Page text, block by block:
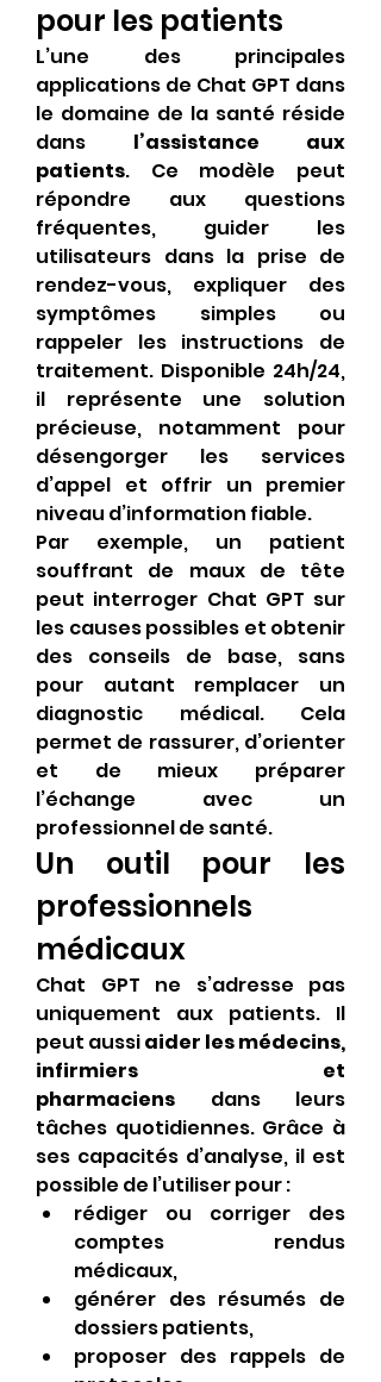
pour les patients
L’une des principales
applications de Chat GPT dans
le domaine de la santé réside
dans l’assistance aux
patients. Ce modèle peut
répondre aux questions
fréquentes, guider les
utilisateurs dans la prise de
rendez-vous, expliquer des
symptômes simples ou
rappeler les instructions de
traitement. Disponible 24h/24,
il représente une solution
précieuse, notamment pour
désengorger les services
d’appel et offrir un premier
niveau d’information fiable.
Par exemple, un patient
souffrant de maux de tête
peut interroger Chat GPT sur
les causes possibles et obtenir
des conseils de base, sans
pour autant remplacer un
diagnostic médical. Cela
permet de rassurer, d’orienter
et de mieux préparer
l’échange avec un
professionnel de santé.
Un outil pour les
professionnels
médicaux
Chat GPT ne s’adresse pas
uniquement aux patients. Il
peut aussi aider les médecins,
infirmiers et
pharmaciens dans leurs
tâches quotidiennes. Grâce à
ses capacités d’analyse, il est
possible de l’utiliser pour :
rédiger ou corriger des
comptes rendus
médicaux,
générer des résumés de
dossiers patients,
proposer des rappels de